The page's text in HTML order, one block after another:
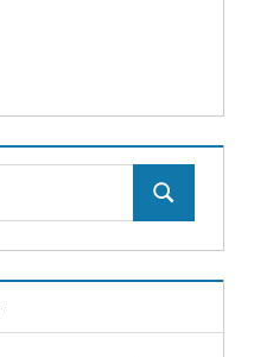
Buscar